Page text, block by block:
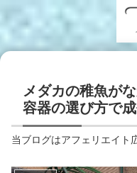
メダカの稚魚が
容器の選び方で
当ブログはアフェリエイト